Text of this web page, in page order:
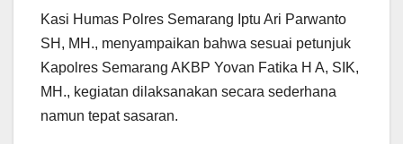
Kasi Humas Polres Semarang Iptu Ari Parwanto
SH, MH., menyampaikan bahwa sesuai petunjuk
Kapolres Semarang AKBP Yovan Fatika H A, SIK,
MH., kegiatan dilaksanakan secara sederhana
namun tepat sasaran.